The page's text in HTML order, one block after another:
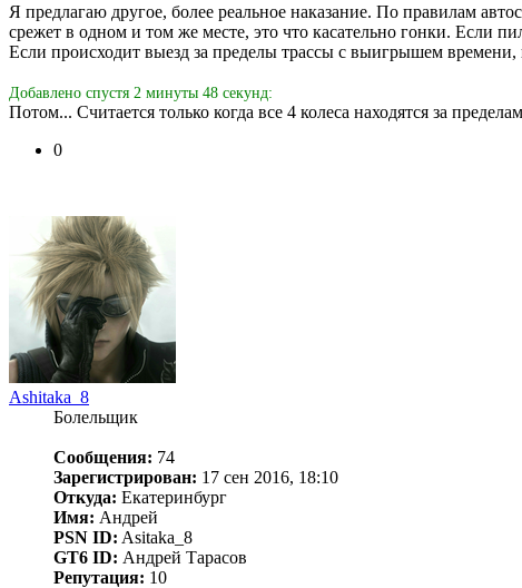
Я предлагаю другое, более реальное наказание. По правилам
срежет в одном и том же месте, это что касательно гонки. Если
Если происходит выезд за пределы трассы с выигрышем
Добавлено спустя 2 минуты 48 секунд:
Потом... Считается только когда все 4 колеса находятся за
0
Ashitaka_8
Болельщик
Сообщения: 74
Зарегистрирован: 17 сен 2016, 18:10
Откуда: Екатеринбург
Имя: Андрей
PSN ID: Asitaka_8
GT6 ID: Андрей Тарасов
Репутация: 10